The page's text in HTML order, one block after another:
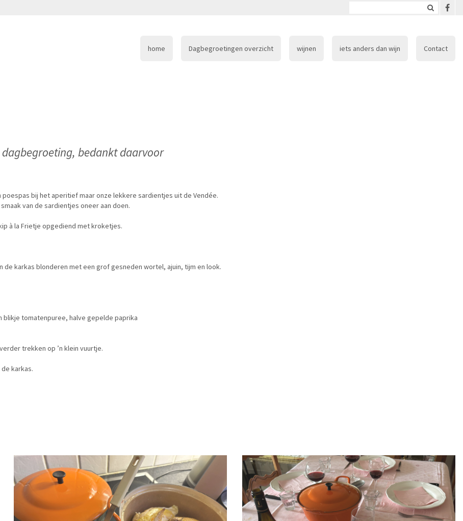
home Dagbegroetingen overzicht wijnen iets anders dan wijn Contact
bedankt daarvoor
bij het aperitief maar onze lekkere sardientjes uit de Vendée.
van de sardientjes oneer aan doen.
à la Frietje opgediend met kroketjes.
de karkas blonderen met een grof gesneden wortel, ajuin, tijm en look.
tomatenpuree, halve gepelde paprika
trekken op ’n klein vuurtje.
karkas.